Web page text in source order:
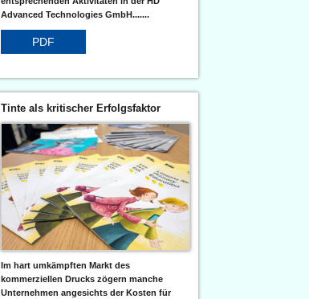
Advanced Technologies GmbH.......
PDF
Tinte als kritischer Erfolgsfaktor
Im hart umkämpften Markt des
kommerziellen Drucks zögern manche
Unternehmen angesichts der Kosten für